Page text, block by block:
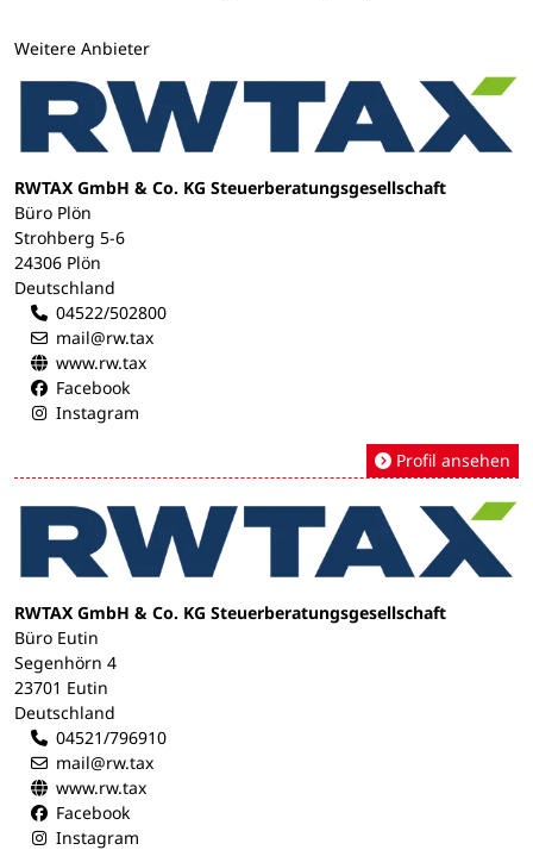
Weitere Anbieter
RWTAX GmbH & Co. KG Steuerberatungsgesellschaft
Büro Plön
Strohberg 5-6
24306 Plön
Deutschland
04522/502800
mail@rw.tax
www.rw.tax
Facebook
Instagram
Profil ansehen
RWTAX GmbH & Co. KG Steuerberatungsgesellschaft
Büro Eutin
Segenhörn 4
23701 Eutin
Deutschland
04521/796910
mail@rw.tax
www.rw.tax
Facebook
Instagram